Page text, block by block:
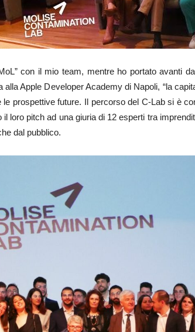
con il mio team, mentre ho portato avanti
Apple Developer Academy di Napoli, “la
prospettive future. Il percorso del C-Lab si è
loro pitch ad una giuria di 12 esperti tra
dal pubblico.